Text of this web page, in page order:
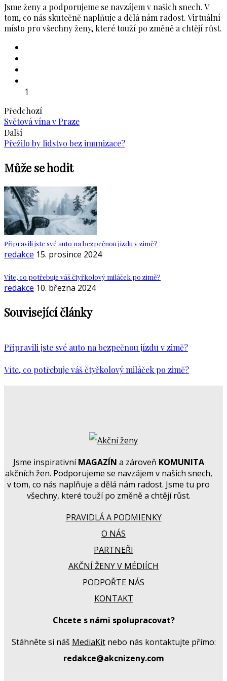
Jsme ženy a podporujeme se navzájem v našich snech. V
tom, co nás skutečně naplňuje a dělá nám radost. Virtuální
místo pro všechny ženy, které touží po změně a chtějí růst.
1
Předchozí
Světová vína v Praze
Další
Přežilo by lidstvo bez imunizace?
Může se hodit
Připravili jste své auto na bezpečnou jízdu v zimě?
redakce 15. prosince 2024
Víte, co potřebuje váš čtyřkolový miláček po zimě?
redakce 10. března 2024
Související články
Připravili jste své auto na bezpečnou jízdu v zimě?
Víte, co potřebuje váš čtyřkolový miláček po zimě?
Jsme inspirativníMAGAZÍN a zároveň KOMUNITA
akčních žen. Podporujeme se navzájem v našich snech,
v tom, co nás naplňuje a dělá nám radost. Jsme tu pro
všechny, které touží po změně a chtějí růst.
PRAVIDLÁ A PODMIENKY
O NÁS
PARTNEŘI
AKČNÍ ŽENY V MÉDIÍCH
PODPOŘTE NÁS
KONTAKT
Chcete s námi spolupracovat?
Stáhněte si náš MediaKitnebo nás kontaktujte přímo:
redakce@akcnizeny.com